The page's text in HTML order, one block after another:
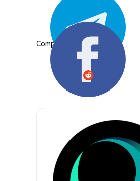
Compartilhar: